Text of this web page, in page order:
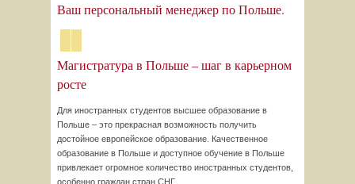
Ваш персональный менеджер по Польше.
Магистратура в Польше – шаг в карьерном
росте
Для иностранных студентов высшее образование в
Польше – это прекрасная возможность получить
достойное европейское образование. Качественное
образование в Польше и доступное обучение в Польше
привлекает огромное количество иностранных студентов,
особенно граждан стран СНГ.